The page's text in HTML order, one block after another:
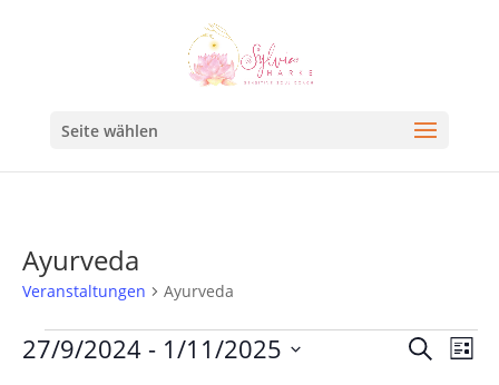
Seite wählen
Ayurveda
Veranstaltungen Ayurveda
SucheListe
27/9/2024 - 1/11/2025